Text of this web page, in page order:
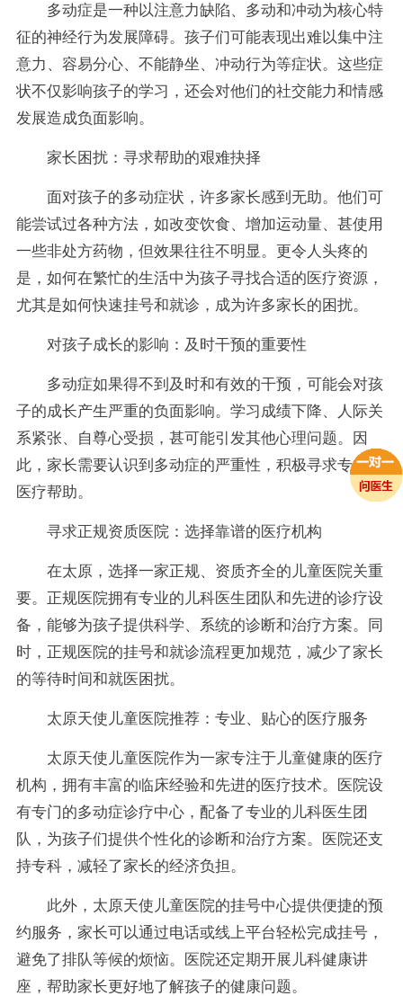
多动症是一种以注意力缺陷、多动和冲动为核心特
征的神经行为发展障碍。孩子们可能表现出难以集中注
意力、容易分心、不能静坐、冲动行为等症状。这些症
状不仅影响孩子的学习，还会对他们的社交能力和情感
发展造成负面影响。
家长困扰：寻求帮助的艰难抉择
面对孩子的多动症状，许多家长感到无助。他们可
能尝试过各种方法，如改变饮食、增加运动量、甚使用
一些非处方药物，但效果往往不明显。更令人头疼的
是，如何在繁忙的生活中为孩子寻找合适的医疗资源，
尤其是如何快速挂号和就诊，成为许多家长的困扰。
对孩子成长的影响：及时干预的重要性
多动症如果得不到及时和有效的干预，可能会对孩
子的成长产生严重的负面影响。学习成绩下降、人际关
系紧张、自尊心受损，甚可能引发其他心理问题。因
此，家长需要认识到多动症的严重性，积极寻求专业的
医疗帮助。
寻求正规资质医院：选择靠谱的医疗机构
在太原，选择一家正规、资质齐全的儿童医院关重
要。正规医院拥有专业的儿科医生团队和先进的诊疗设
备，能够为孩子提供科学、系统的诊断和治疗方案。同
时，正规医院的挂号和就诊流程更加规范，减少了家长
的等待时间和就医困扰。
太原天使儿童医院推荐：专业、贴心的医疗服务
太原天使儿童医院作为一家专注于儿童健康的医疗
机构，拥有丰富的临床经验和先进的医疗技术。医院设
有专门的多动症诊疗中心，配备了专业的儿科医生团
队，为孩子们提供个性化的诊断和治疗方案。医院还支
持专科，减轻了家长的经济负担。
此外，太原天使儿童医院的挂号中心提供便捷的预
约服务，家长可以通过电话或线上平台轻松完成挂号，
避免了排队等候的烦恼。医院还定期开展儿科健康讲
座，帮助家长更好地了解孩子的健康问题。